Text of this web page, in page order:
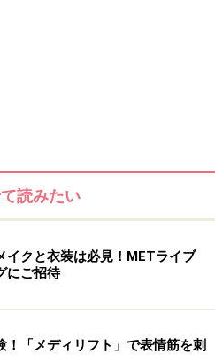
・保湿液のシンプルな3STEP
おいマグネットAQ」は、顔
てしまう角質の「スキマ」
が足りないところから優先的
読みたい
イクと衣装は必見！METライブ
にご招待
！「メディリフト」で表情筋を刺